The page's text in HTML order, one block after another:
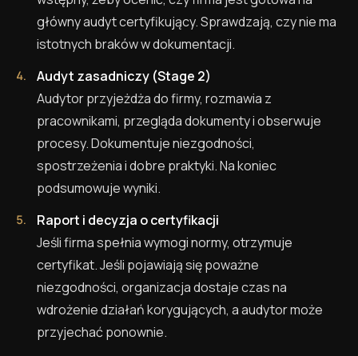
główny audyt certyfikujący. Sprawdzają, czy nie ma
istotnych braków w dokumentacji.
Audyt zasadniczy (Stage 2)
Audytor przyjeżdża do firmy, rozmawia z
pracownikami, przegląda dokumenty i obserwuje
procesy. Dokumentuje niezgodności,
spostrzeżenia i dobre praktyki. Na koniec
podsumowuje wyniki.
Raport i decyzja o certyfikacji
Jeśli firma spełnia wymogi normy, otrzymuje
certyfikat. Jeśli pojawiają się poważne
niezgodności, organizacja dostaje czas na
wdrożenie działań korygujących, a audytor może
przyjechać ponownie.